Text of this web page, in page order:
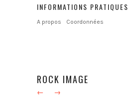
INFORMATIONS PRATIQUES
A propos Coordonnées
ROCK IMAGE
← →